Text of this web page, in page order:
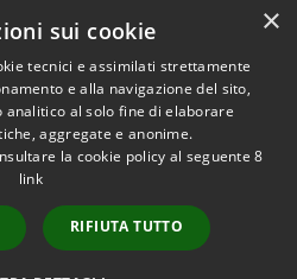
Copyright © 2026 • Comune di
Municipium•
Accesso
redazione
×
sui cookie
tecnici e assimilati strettamente
e alla navigazione del sito,
analitico al solo fine di elaborare
aggregate e anonime.
la cookie policy al seguente8
link
RIFIUTA TUTTO